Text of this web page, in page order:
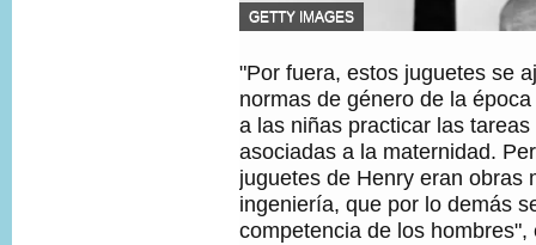
F
U
N
T
D
E
L
A
M
GETTY IMAGES
"Por fuera, estos juguetes se
normas de género de la
a las niñas practicar las
asociadas a la maternidad.
juguetes de Henry eran obras
ingeniería, que por lo demás
competencia de los